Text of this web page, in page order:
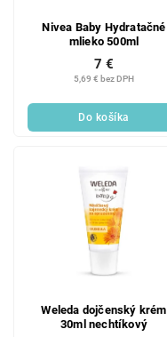
Nivea Baby Hydratačné
mlieko 500ml
5,69 € bez DPH
7 €
Do košíka
Weleda dojčenský krém
30ml nechtíkový